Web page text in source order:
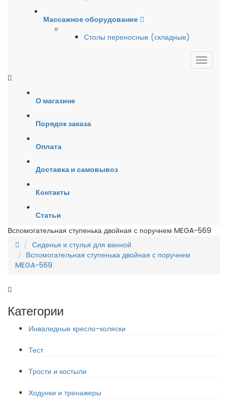
Массажное оборудование
Столы переносные (складные)
О магазине
Порядок заказа
Оплата
Доставка и самовывоз
Контакты
Статьи
Вспомогательная ступенька двойная с поручнем MEGA-569
Сиденья и стулья для ванной
Вспомогательная ступенька двойная с поручнем
MEGA-569
Категории
Инвалидные кресло-коляски
Тест
Трости и костыли
Ходунки и тренажеры